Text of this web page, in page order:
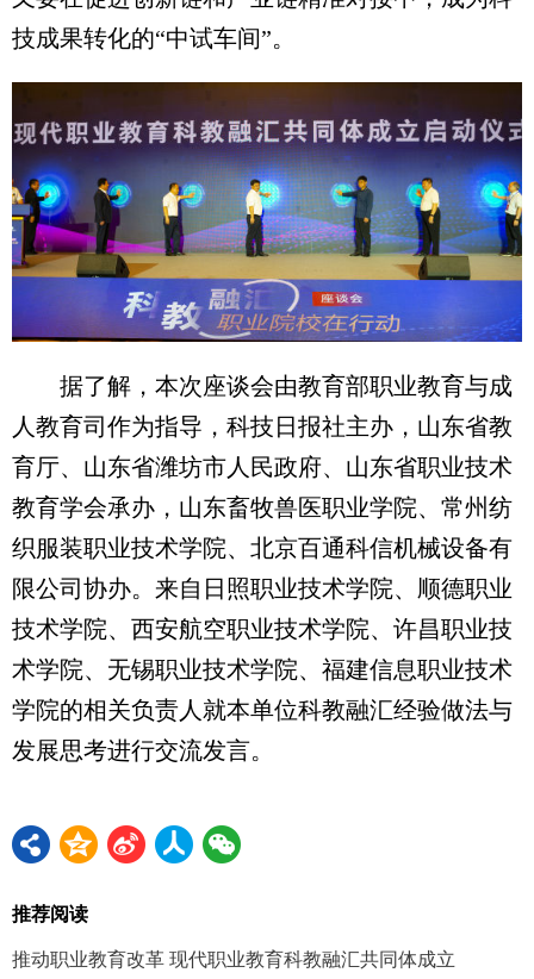
技成果转化的“中试车间”。
据了解，本次座谈会由教育部职业教育与成
人教育司作为指导，科技日报社主办，山东省教
育厅、山东省潍坊市人民政府、山东省职业技术
教育学会承办，山东畜牧兽医职业学院、常州纺
织服装职业技术学院、北京百通科信机械设备有
限公司协办。来自日照职业技术学院、顺德职业
技术学院、西安航空职业技术学院、许昌职业技
术学院、无锡职业技术学院、福建信息职业技术
学院的相关负责人就本单位科教融汇经验做法与
发展思考进行交流发言。
推荐阅读
推动职业教育改革 现代职业教育科教融汇共同体成立